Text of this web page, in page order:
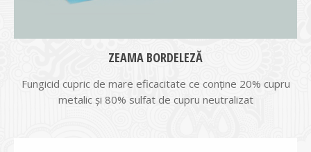
ZEAMA BORDELEZĂ
Fungicid cupric de mare eficacitate ce conține 20% cupru
metalic și 80% sulfat de cupru neutralizat